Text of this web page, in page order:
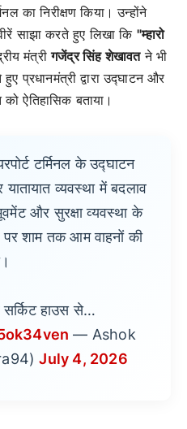
का निरीक्षण किया। उन्होंने
साझा करते हुए लिखा कि "म्हारो
मंत्रीगजेंद्र सिंह शेखावतने भी
प्रधानमंत्री द्वारा उद्घाटन और
ऐतिहासिक बताया।
टर्मिनल के उद्घाटन
व्यवस्था में बदलाव
और सुरक्षा व्यवस्था के
शाम तक आम वाहनों की
सर्किट हाउस से…
— Ashok
July 4, 2026